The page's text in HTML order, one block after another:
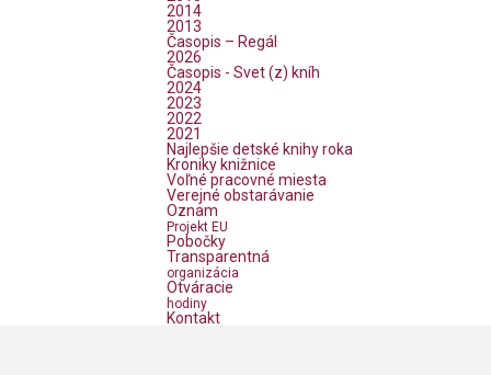
2014
2013
Časopis – Regál
2026
Časopis - Svet (z) kníh
2024
2023
2022
2021
Najlepšie detské knihy roka
Kroniky knižnice
Voľné pracovné miesta
Verejné obstarávanie
Oznam
Projekt EU
Pobočky
Transparentná
organizácia
Otváracie
hodiny
Kontakt